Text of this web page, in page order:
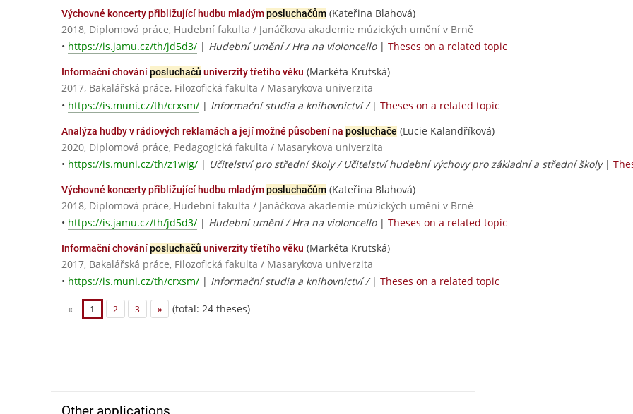
Výchovné koncerty přibližující hudbu mladýmposluchačům (Kateřina Blahová)
2018, Diplomová práce, Hudební fakulta / Janáčkova akademie múzických umění v Brně
• https://is.jamu.cz/th/jd5d3/ | Hudební umění / Hra na violoncello| Theses on a related topic
Informační chováníposluchačů univerzity třetího věku (Markéta Krutská)
2017, Bakalářská práce, Filozofická fakulta / Masarykova univerzita
• https://is.muni.cz/th/crxsm/ | Informační studia a knihovnictví / | Theses on a related topic
Analýza hudby v rádiových reklamách a její možné působení na posluchače (Lucie Kalandříková)
2020, Diplomová práce, Pedagogická fakulta / Masarykova univerzita
• https://is.muni.cz/th/z1wig/ | Učitelství pro střední školy / Učitelství hudební výchovy pro základní a střední školy|
Výchovné koncerty přibližující hudbu mladýmposluchačům (Kateřina Blahová)
2018, Diplomová práce, Hudební fakulta / Janáčkova akademie múzických umění v Brně
• https://is.jamu.cz/th/jd5d3/ | Hudební umění / Hra na violoncello| Theses on a related topic
Informační chováníposluchačů univerzity třetího věku (Markéta Krutská)
2017, Bakalářská práce, Filozofická fakulta / Masarykova univerzita
• https://is.muni.cz/th/crxsm/ | Informační studia a knihovnictví / | Theses on a related topic
« 1 2 3 » (total: 24 theses)